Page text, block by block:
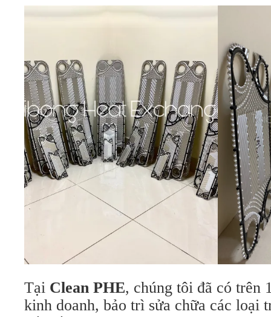
Tại Clean PHE, chúng tôi đã có trên
kinh doanh, bảo trì sửa chữa các loại